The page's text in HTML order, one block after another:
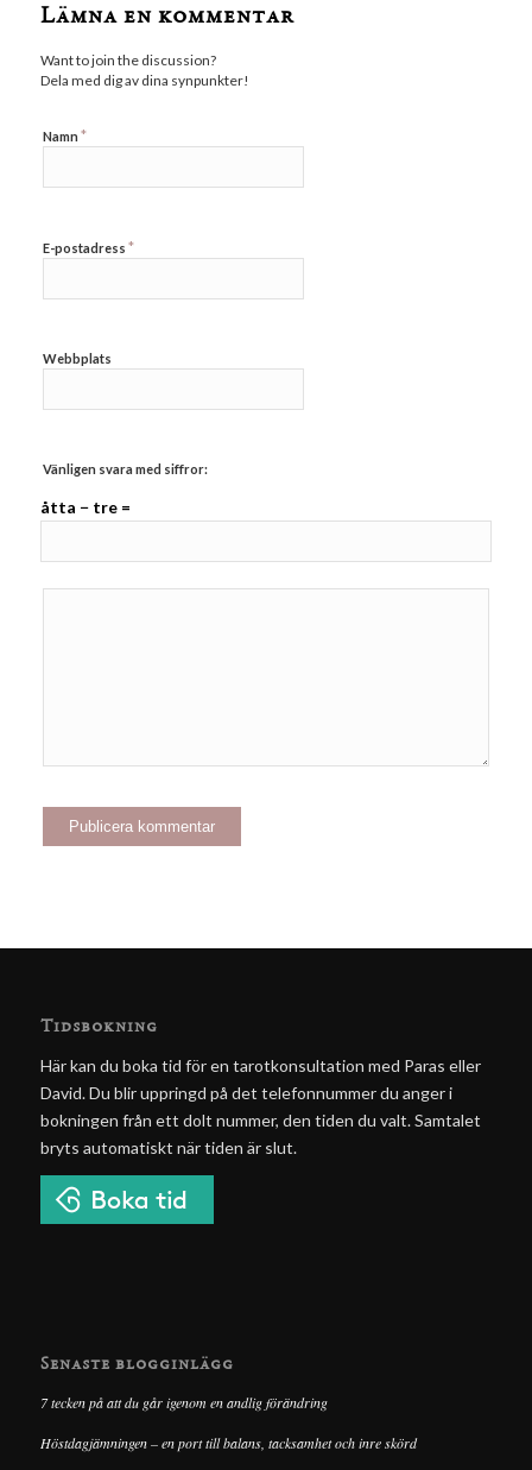
Lämna en kommentar
Want to join the discussion?
Dela med dig av dina synpunkter!
Namn *
E-postadress *
Webbplats
Vänligen svara med siffror:
åtta − tre =
Tidsbokning
Här kan du boka tid för en tarotkonsultation med Paras eller
David. Du blir uppringd på det telefonnummer du anger i
bokningen från ett dolt nummer, den tiden du valt. Samtalet
bryts automatiskt när tiden är slut.
Senaste blogginlägg
7 tecken på att du går igenom en andlig förändring
Höstdagjämningen – en port till balans, tacksamhet och inre skörd